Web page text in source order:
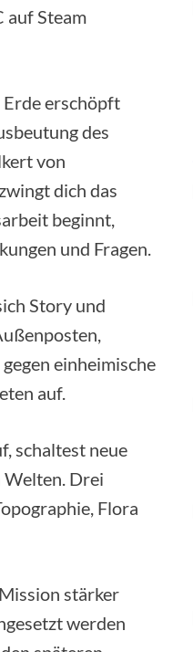
auf Steam
erschöpft
des
von
dich das
beginnt,
und Fragen.
Story und
einheimische
auf.
schaltest neue
Welten. Drei
Flora
stärker
werden